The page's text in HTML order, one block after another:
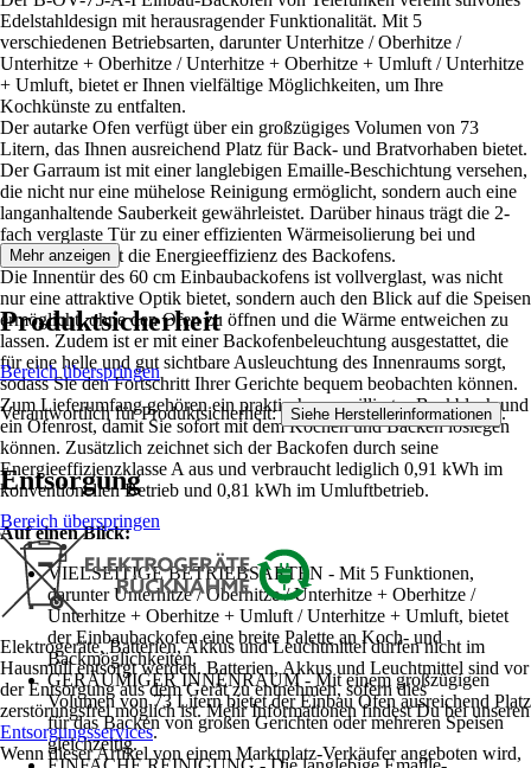
Edelstahldesign mit herausragender Funktionalität. Mit 5
verschiedenen Betriebsarten, darunter Unterhitze / Oberhitze /
Unterhitze + Oberhitze / Unterhitze + Oberhitze + Umluft / Unterhitze
+ Umluft, bietet er Ihnen vielfältige Möglichkeiten, um Ihre
Kochkünste zu entfalten.
Der autarke Ofen verfügt über ein großzügiges Volumen von 73
Litern, das Ihnen ausreichend Platz für Back- und Bratvorhaben bietet.
Der Garraum ist mit einer langlebigen Emaille-Beschichtung versehen,
die nicht nur eine mühelose Reinigung ermöglicht, sondern auch eine
langanhaltende Sauberkeit gewährleistet. Darüber hinaus trägt die 2-
fach verglaste Tür zu einer effizienten Wärmeisolierung bei und
unterstützt damit die Energieeffizienz des Backofens.
Die Innentür des 60 cm Einbaubackofens ist vollverglast, was nicht
nur eine attraktive Optik bietet, sondern auch den Blick auf die Speisen
ermöglicht, ohne den Ofen zu öffnen und die Wärme entweichen zu
lassen. Zudem ist er mit einer Backofenbeleuchtung ausgestattet, die
für eine helle und gut sichtbare Ausleuchtung des Innenraums sorgt,
sodass Sie den Fortschritt Ihrer Gerichte bequem beobachten können.
Zum Lieferumfang gehören ein praktisches emailliertes Backblech und
ein Ofenrost, damit Sie sofort mit dem Kochen und Backen loslegen
können. Zusätzlich zeichnet sich der Backofen durch seine
Energieeffizienzklasse A aus und verbraucht lediglich 0,91 kWh im
konventionellen Betrieb und 0,81 kWh im Umluftbetrieb.
Auf einen Blick:
VIELSEITIGE BETRIEBSARTEN - Mit 5 Funktionen,
darunter Unterhitze / Oberhitze / Unterhitze + Oberhitze /
Unterhitze + Oberhitze + Umluft / Unterhitze + Umluft, bietet
der Einbaubackofen eine breite Palette an Koch- und
Backmöglichkeiten.
GERÄUMIGER INNENRAUM - Mit einem großzügigen
Volumen von 73 Litern bietet der Einbau Ofen ausreichend Platz
für das Backen von großen Gerichten oder mehreren Speisen
gleichzeitig.
Mehr anzeigen
Produktsicherheit
Bereich überspringen
Verantwortlich für Produktsicherheit: Siehe Herstellerinformationen .
Entsorgung
Bereich überspringen
Elektrogeräte, Batterien, Akkus und Leuchtmittel dürfen nicht im
Hausmüll entsorgt werden. Batterien, Akkus und Leuchtmittel sind vor
der Entsorgung aus dem Gerät zu entnehmen, sofern dies
zerstörungsfrei möglich ist. Mehr Informationen findest Du bei unseren
Entsorgungsservices.
Wenn dieser Artikel von einem Marktplatz-Verkäufer angeboten wird,